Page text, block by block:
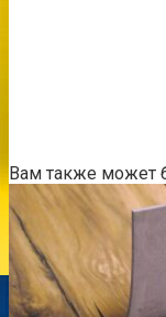
Вам также может